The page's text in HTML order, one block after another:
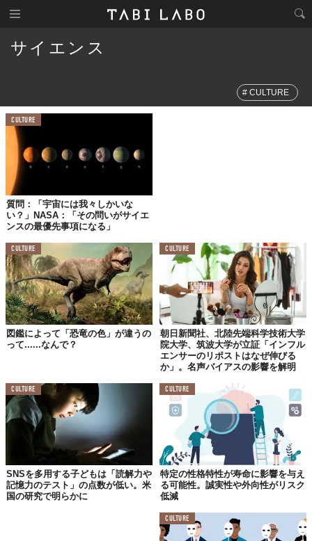
サイエンス
# CULTURE
CULTURE
質問：「宇宙には我々しかいな
い？」NASA：「その問いがサイエ
ンスの最優先事項になる」
CULTURE
図鑑によって「恐竜の色」が違うの
って......なんで？
CULTURE
朝日新聞社、北陸先端科学技術大学
院大学、筑波大学が立証「インフル
エンサーのリポストはなぜ伸びる
か」。名声バイアスの影響を解明
CULTURE
SNSを多用する子どもは「読解力や
記憶力のテスト」の点数が低い。米
国の研究で明らかに
CULTURE
特定の性格特性が寿命に影響を与え
る可能性。誠実性や外向性がリスク
低減
CULTURE